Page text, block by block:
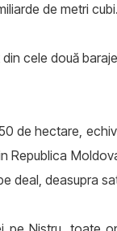
de metri cubi.
cele două
de hectare,
Republica
deal, deasupra